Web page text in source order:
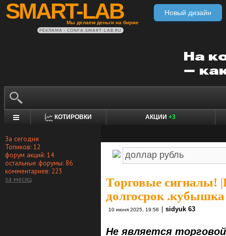
SMART-LAB
Мы делаем деньги на бирже
Новый дизайн
РЕКЛАМА • CONFA.SMART-LAB.RU
КОТИРОВКИ АКЦИИ +3
За сегодня
Топиков: 12
форум акций: 14
остальные форумы: 86
комментариев: 223
за месяц
Торговые сигналы! |
долгосрок .кубышка
10 июня 2025, 19:58 sidyuk 63
Не является